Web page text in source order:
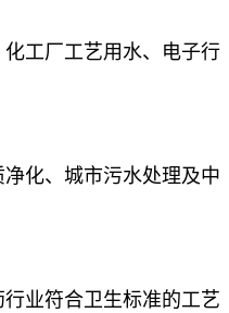
工厂工艺用水、电子行
化、城市污水处理及中
业符合卫生标准的工艺